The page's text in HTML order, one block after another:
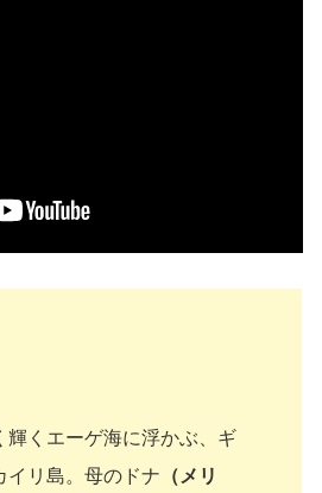
輝くエーゲ海に浮かぶ、ギ
イリ島。母のドナ （メリ